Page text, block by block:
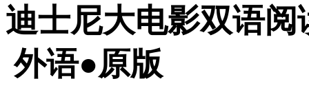
迪士尼大电影双语
外语●原版